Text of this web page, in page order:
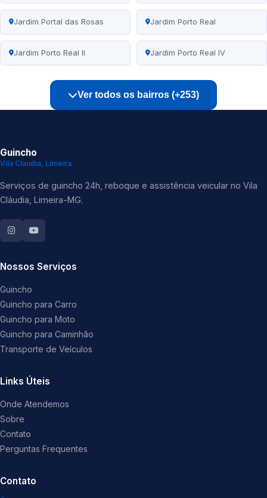
Jardim Portal das Rosas Jardim Porto Real
Jardim Porto Real II Jardim Porto Real IV
Ver todos os bairros (+253)
Guincho
Vila Claudia, Limeira
Serviços de guincho 24h, reboque e assistência veicular no Vila
Cláudia, Limeira-MG.
Nossos Serviços
Guincho
Guincho para Carro
Guincho para Moto
Guincho para Caminhão
Transporte de Veículos
Links Úteis
Onde Atendemos
Sobre
Contato
Perguntas Frequentes
Contato